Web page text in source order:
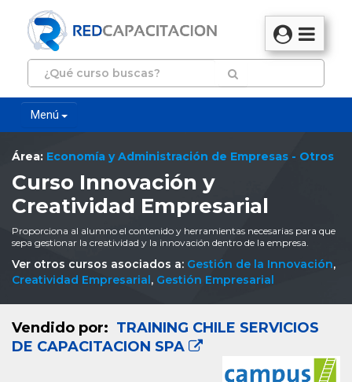
Menú
Área: Economía y Administración de Empresas - Otros
Curso Innovación y
Creatividad Empresarial
Proporciona al alumno el contenido y herramientas necesarias para que
sepa gestionar la creatividad y la innovación dentro de la empresa.
Ver otros cursos asociados a: Gestión de la Innovación,
Creatividad Empresarial, Gestión Empresarial
Vendido por: TRAINING CHILE SERVICIOS
DE CAPACITACION SPA